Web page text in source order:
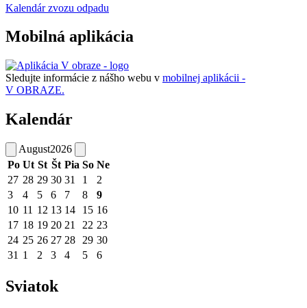
Kalendár zvozu odpadu
Mobilná aplikácia
Sledujte informácie z nášho webu v mobilnej aplikácii -
V OBRAZE.
Kalendár
August2026
Po Ut St Št Pia So Ne
27 28 29 30 31 1
2
3
4 5 6 7 8
9
10 11 12 13 14 15 16
17 18 19 20 21 22 23
24 25 26 27 28 29 30
31 1 2 3 4 5 6
Sviatok